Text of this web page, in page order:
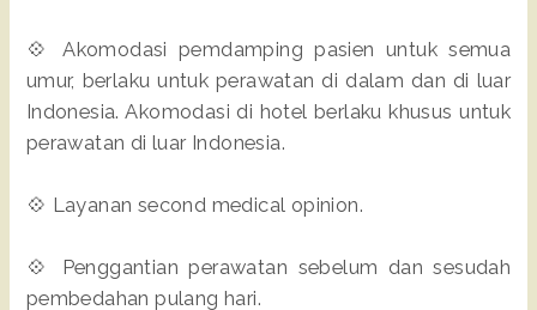
💠 Akomodasi pemdamping pasien untuk semua
umur, berlaku untuk perawatan di dalam dan di luar
Indonesia. Akomodasi di hotel berlaku khusus untuk
perawatan di luar Indonesia.
💠 Layanan second medical opinion.
💠 Penggantian perawatan sebelum dan sesudah
pembedahan pulang hari.